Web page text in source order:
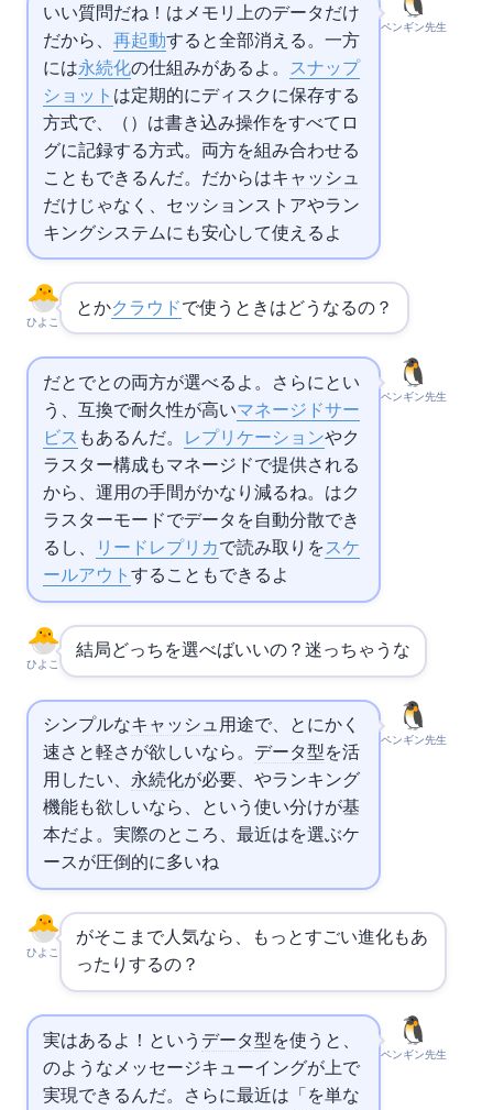
ペンギン先生
いい質問だね！ はメモリ上のデータだけ
だから、 再起動すると全部消える。一方
には永続化の仕組みがあるよ。RDB スナップ
ショット は定期的にディスクに保存する
方式で、AOF（Append Only File）は書き込み操作をすべてロ
グに記録する方式。両方を組み合わせる
こともできるんだ。だからはキャッシュ
だけじゃなく、セッションストアやラン
キングシステムにも安心して使えるよ
ひよこ
とかクラウドで使うときはどうなるの？
ペンギン先生
だと ElastiCache でとの両方が選べるよ。さらにとい
う、 互換で耐久性が高いマネージドサー
ビス もあるんだ。 レプリケーションやク
ラスター構成もマネージドで提供される
から、運用の手間がかなり減るね。 はク
ラスターモードでデータを自動分散でき
るし、
リードレプリカで読み取りをスケ
ールアウト することもできるよ
ひよこ
結局どっちを選べばいいの？迷っちゃうな…
ペンギン先生
シンプルなキャッシュ用途で、とにかく
速さと軽さが欲しいなら。 データ型を活
用したい、 永続化が必要、 やランキング
機能も欲しいなら 、という使い分けが基
本だよ。実際のところ、最近はを選ぶケ
ースが圧倒的に多いね
ひよこ
がそこまで人気なら、もっとすごい進化もあ
ったりするの？
ペンギン先生
実はあるよ！ Streams という データ型を使うと、
のようなメッセージキューイングが上で
実現できるんだ。さらに最近は「 を単な